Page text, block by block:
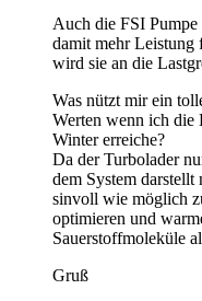
Auch die FSI Pumpe
damit mehr Leistung
wird sie an die
Was nützt mir ein
Werten wenn ich die
Winter erreiche?
Da der Turbolader
dem System darstellt
sinvoll wie möglich
optimieren und
Sauerstoffmoleküle
Gruß